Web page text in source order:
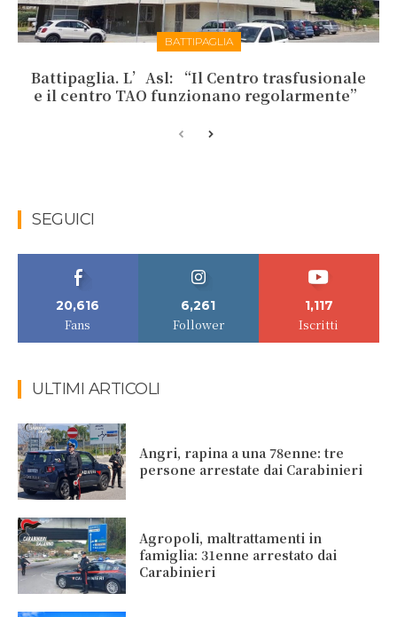
BATTIPAGLIA
Battipaglia. L’Asl: “Il Centro trasfusionale
e il centro TAO funzionano regolarmente”
SEGUICI
20,616
Fans
6,261
Follower
1,117
Iscritti
ULTIMI ARTICOLI
Angri, rapina a una 78enne: tre
persone arrestate dai Carabinieri
Agropoli, maltrattamenti in
famiglia: 31enne arrestato dai
Carabinieri